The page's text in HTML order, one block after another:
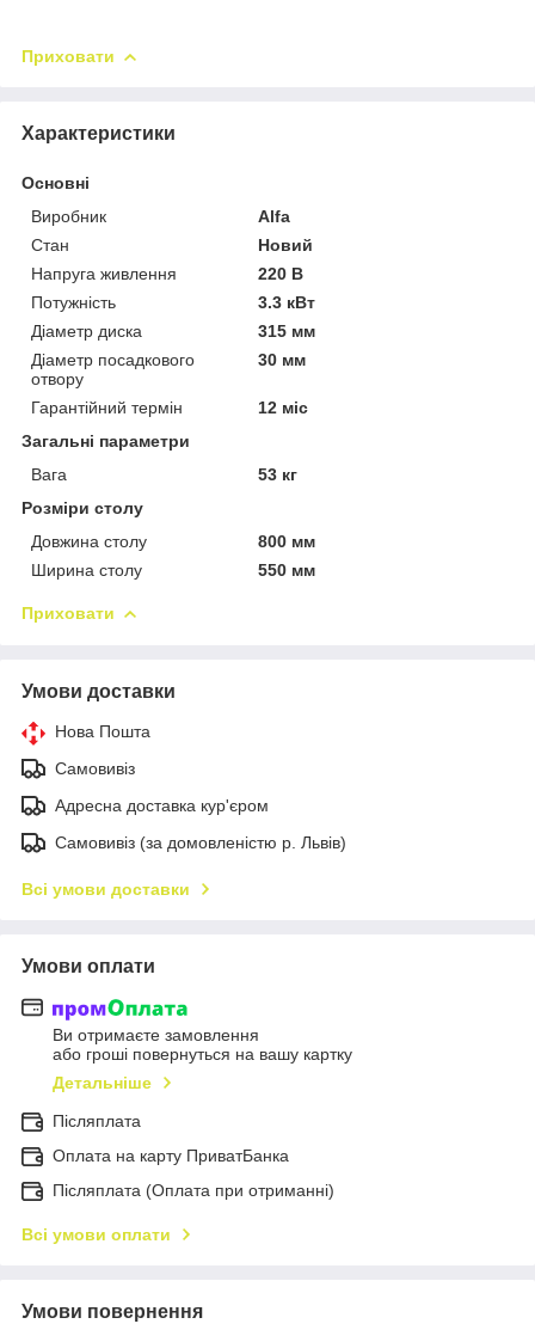
Приховати
Характеристики
Основні
Виробник
Alfa
Стан
Новий
Напруга живлення
220 В
Потужність
3.3 кВт
Діаметр диска
315 мм
Діаметр посадкового
отвору
30 мм
Гарантійний термін
12 міс
Загальні параметри
Вага
53 кг
Розміри столу
Довжина столу
800 мм
Ширина столу
550 мм
Приховати
Умови доставки
Нова Пошта
Самовивіз
Адресна доставка кур'єром
Самовивіз (за домовленістю р. Львів)
Всі умови доставки
Умови оплати
Ви отримаєте замовлення
або гроші повернуться на вашу картку
Детальніше
Післяплата
Оплата на карту ПриватБанка
Післяплата (Оплата при отриманні)
Всі умови оплати
Умови повернення